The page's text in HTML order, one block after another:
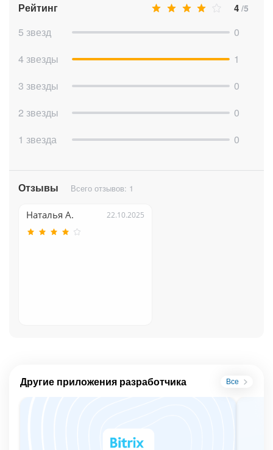
Рейтинг 4 /5
5 звезд
0
4 звезды
1
3 звезды
0
2 звезды
0
1 звезда
0
Отзывы Всего отзывов: 1
Наталья А. 22.10.2025
Другие приложения разработчика Все